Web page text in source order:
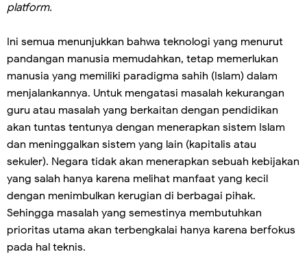
platform.
Ini semua menunjukkan bahwa teknologi yang menurut
pandangan manusia memudahkan, tetap memerlukan
manusia yang memiliki paradigma sahih (Islam) dalam
menjalankannya. Untuk mengatasi masalah kekurangan
guru atau masalah yang berkaitan dengan pendidikan
akan tuntas tentunya dengan menerapkan sistem Islam
dan meninggalkan sistem yang lain (kapitalis atau
sekuler). Negara tidak akan menerapkan sebuah kebijakan
yang salah hanya karena melihat manfaat yang kecil
dengan menimbulkan kerugian di berbagai pihak.
Sehingga masalah yang semestinya membutuhkan
prioritas utama akan terbengkalai hanya karena berfokus
pada hal teknis.